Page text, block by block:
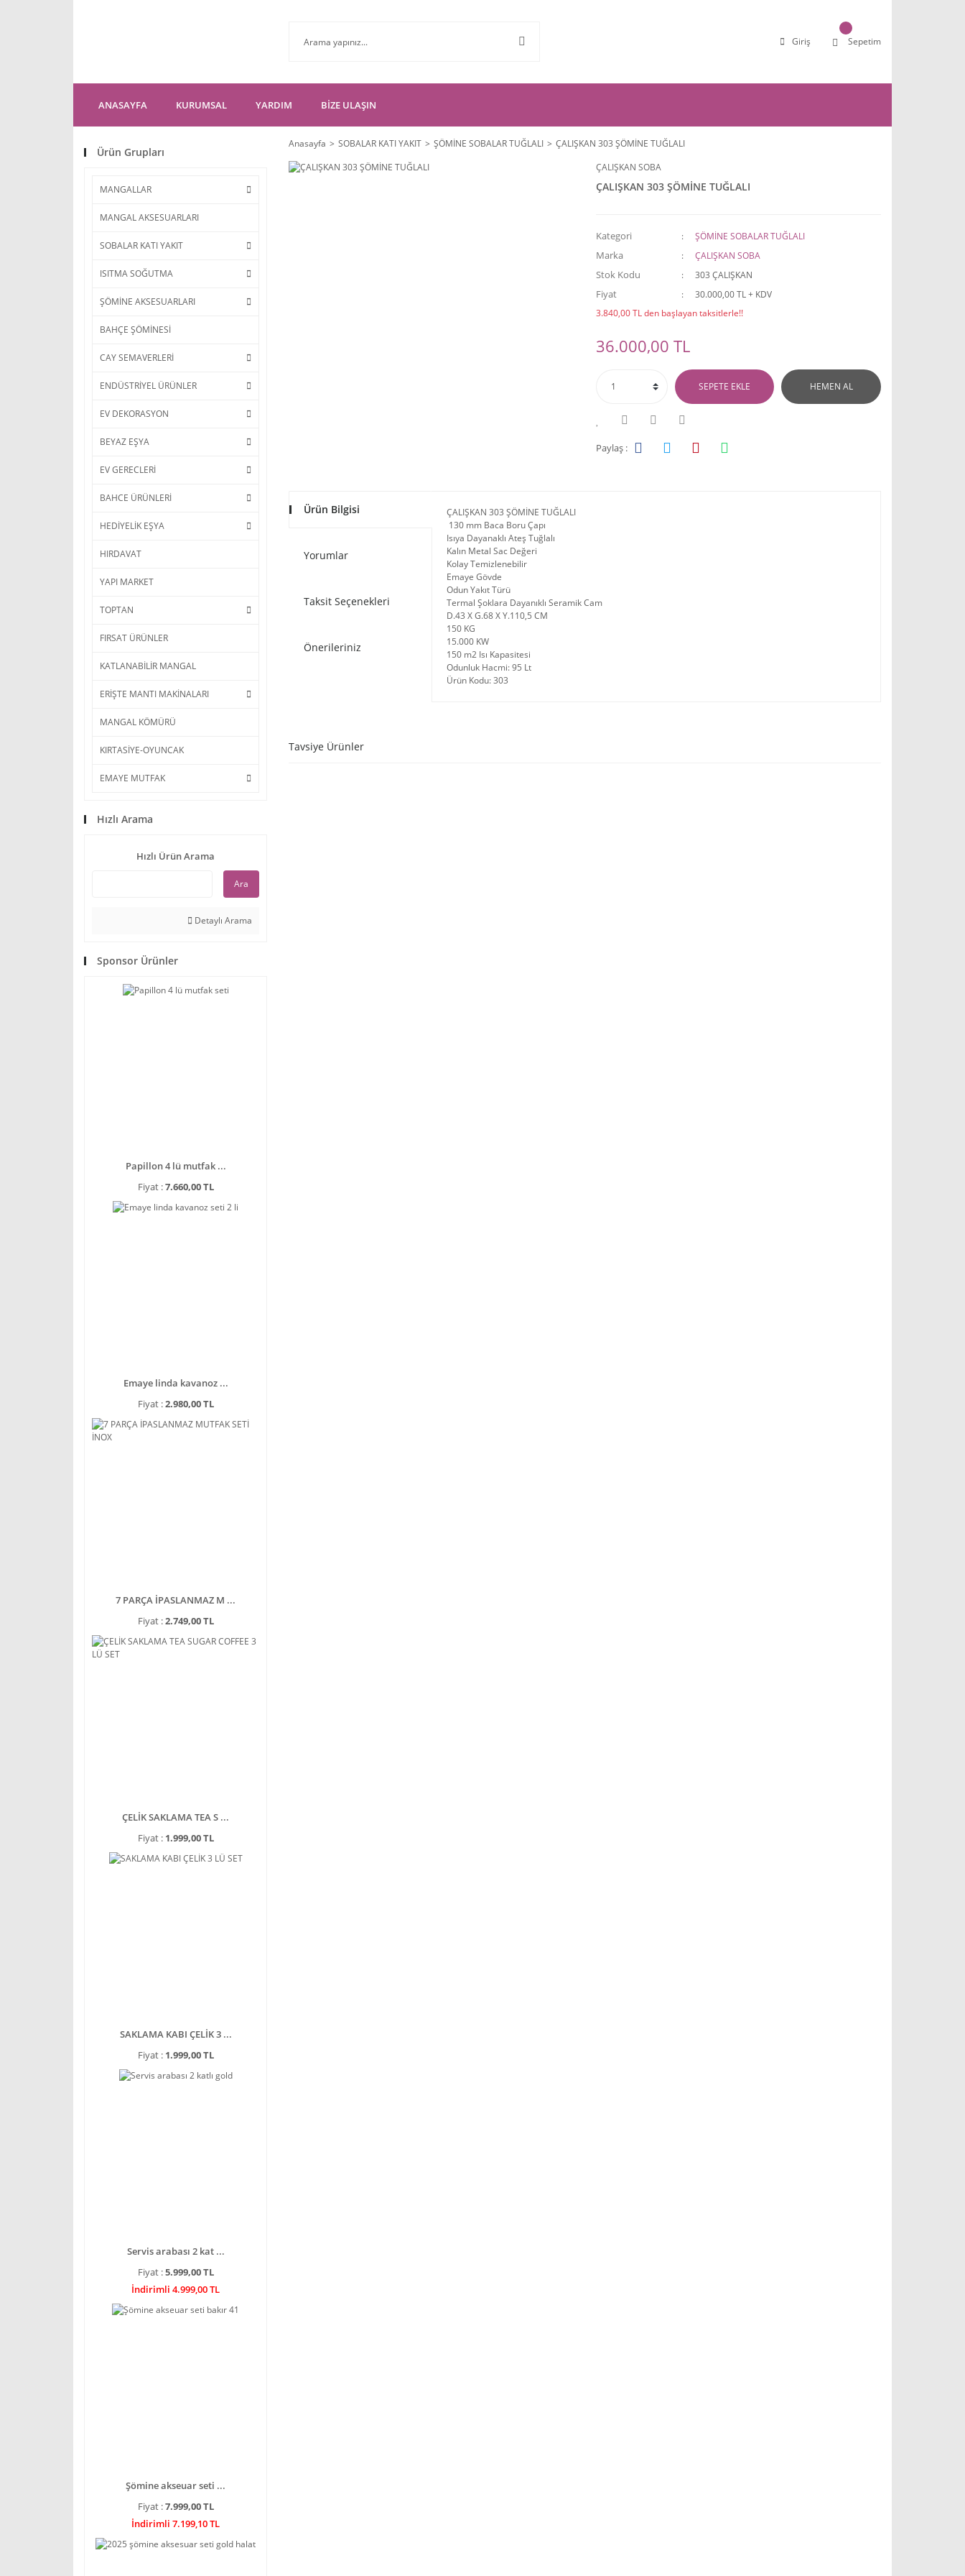
Giriş Sepetim
ANASAYFA KURUMSAL YARDIM BİZE ULAŞIN
Ürün Grupları
MANGALLAR
MANGAL AKSESUARLARI
SOBALAR KATI YAKIT
ISITMA SOĞUTMA
ŞÖMİNE AKSESUARLARI
BAHÇE ŞÖMİNESİ
CAY SEMAVERLERİ
ENDÜSTRİYEL ÜRÜNLER
EV DEKORASYON
BEYAZ EŞYA
EV GERECLERİ
BAHCE ÜRÜNLERİ
HEDİYELİK EŞYA
HIRDAVAT
YAPI MARKET
TOPTAN
FIRSAT ÜRÜNLER
KATLANABİLİR MANGAL
ERİŞTE MANTI MAKİNALARI
MANGAL KÖMÜRÜ
KIRTASİYE-OYUNCAK
EMAYE MUTFAK
Hızlı Arama
Hızlı Ürün Arama
Ara
Detaylı Arama
Sponsor Ürünler
Papillon 4 lü mutfak ...
Fiyat :7.660,00 TL
Emaye linda kavanoz ...
Fiyat :2.980,00 TL
7 PARÇA İPASLANMAZ M ...
Fiyat :2.749,00 TL
ÇELİK SAKLAMA TEA S ...
Fiyat : 1.999,00 TL
SAKLAMA KABI ÇELİK 3 ...
Fiyat : 1.999,00 TL
Servis arabası 2 kat ...
Fiyat :5.999,00 TL
İndirimli 4.999,00 TL
Şömine akseuar seti ...
Fiyat :7.999,00 TL
İndirimli 7.199,10 TL
Anasayfa SOBALAR KATI YAKIT ŞÖMİNE SOBALAR TUĞLALI
ÇALIŞKAN 303 ŞÖMİNE TUĞLALI
ÇALIŞKAN SOBA
ÇALIŞKAN 303 ŞÖMİNE TUĞLALI
Kategori ŞÖMİNE SOBALAR TUĞLALI
Marka ÇALIŞKAN SOBA
Stok Kodu 303 ÇALIŞKAN
Fiyat
30.000,00 TL + KDV
3.840,00 TL den başlayan taksitlerle!!
36.000,00 TL
SEPETE EKLE HEMEN AL
Paylaş :
Ürün Bilgisi
Yorumlar
Taksit Seçenekleri
Önerileriniz
ÇALIŞKAN 303 ŞÖMİNE TUĞLALI
130 mm Baca Boru Çapı
Isıya Dayanaklı Ateş Tuğlalı
Kalın Metal Sac Değeri
Kolay Temizlenebilir
Emaye Gövde
Odun Yakıt Türü
Termal Şoklara Dayanıklı Seramik Cam
D.43 X G.68 X Y.110,5 CM
150 KG
15.000 KW
150 m2 Isı Kapasitesi
Odunluk Hacmi: 95 Lt
Ürün Kodu: 303
Tavsiye Ürünler